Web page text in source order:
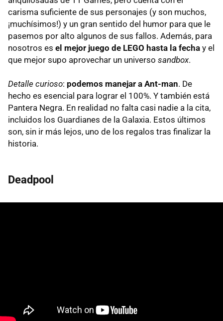
carisma suficiente de sus personajes (y son muchos,
¡muchísimos!) y un gran sentido del humor para que le
pasemos por alto algunos de sus fallos. Además, para
nosotros es el mejor juego de LEGO hasta la fecha y el
que mejor supo aprovechar un universo sandbox.
Detalle curioso: podemos manejar a Ant-man. De
hecho es esencial para lograr el 100%. Y también está
Pantera Negra. En realidad no falta casi nadie a la cita,
incluidos los Guardianes de la Galaxia. Estos últimos
son, sin ir más lejos, uno de los regalos tras finalizar la
historia.
Deadpool